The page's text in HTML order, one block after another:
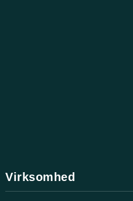
Virksomhed